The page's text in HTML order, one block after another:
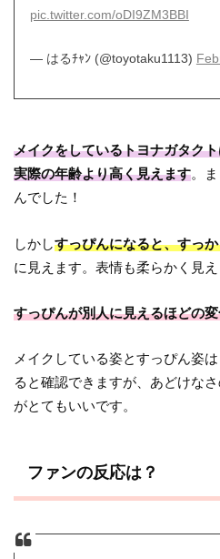
pic.twitter.com/oDI9ZM3BBI
— はるﾁｬﾝ (@toyotaku1113)
メイクをしているトヨナガタク
実際の年齢より高く見えます。
んでした！
しかしすっぴんになると、すっ
に見えます。表情も柔らかく見え
すっぴんが別人に見えるほどの
メイクしている姿とすっぴん姿
ると確認できますが、あどけな
がとてもいいです。
ファンの反応は？